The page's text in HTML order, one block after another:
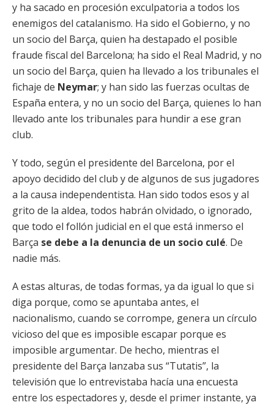
y ha sacado en procesión exculpatoria a todos los
enemigos del catalanismo. Ha sido el Gobierno, y no
un socio del Barça, quien ha destapado el posible
fraude fiscal del Barcelona; ha sido el Real Madrid, y no
un socio del Barça, quien ha llevado a los tribunales el
fichaje de Neymar; y han sido las fuerzas ocultas de
España entera, y no un socio del Barça, quienes lo han
llevado ante los tribunales para hundir a ese gran
club.
Y todo, según el presidente del Barcelona, por el
apoyo decidido del club y de algunos de sus jugadores
a la causa independentista. Han sido todos esos y al
grito de la aldea, todos habrán olvidado, o ignorado,
que todo el follón judicial en el que está inmerso el
Barça se debe a la denuncia de un socio culé. De
nadie más.
A estas alturas, de todas formas, ya da igual lo que si
diga porque, como se apuntaba antes, el
nacionalismo, cuando se corrompe, genera un círculo
vicioso del que es imposible escapar porque es
imposible argumentar. De hecho, mientras el
presidente del Barça lanzaba sus “Tutatis”, la
televisión que lo entrevistaba hacía una encuesta
entre los espectadores y, desde el primer instante, ya